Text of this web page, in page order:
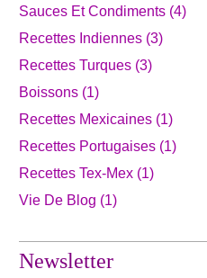
Sauces Et Condiments (4)
Recettes Indiennes (3)
Recettes Turques (3)
Boissons (1)
Recettes Mexicaines (1)
Recettes Portugaises (1)
Recettes Tex-Mex (1)
Vie De Blog (1)
Newsletter